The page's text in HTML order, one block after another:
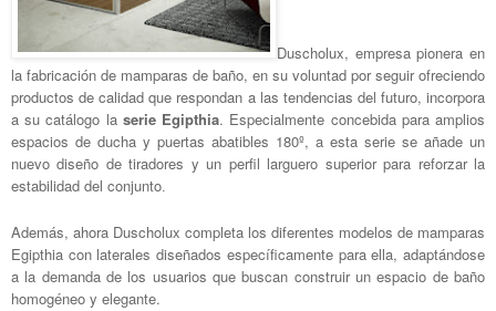
Duscholux, empresa pionera en
la fabricación de mamparas de baño, en su voluntad por seguir ofreciendo
productos de calidad que respondan a las tendencias del futuro, incorpora
a su catálogo la serie Egipthia. Especialmente concebida para amplios
espacios de ducha y puertas abatibles 180º, a esta serie se añade un
nuevo diseño de tiradores y un perfil larguero superior para reforzar la
estabilidad del conjunto.
Además, ahora Duscholux completa los diferentes modelos de mamparas
Egipthia con laterales diseñados específicamente para ella, adaptándose
a la demanda de los usuarios que buscan construir un espacio de baño
homogéneo y elegante.